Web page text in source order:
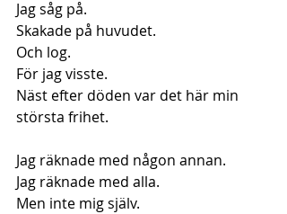
Jag såg på.
Skakade på huvudet.
Och log.
För jag visste.
Näst efter döden var det här min
största frihet.
Jag räknade med någon annan.
Jag räknade med alla.
Men inte mig själv.